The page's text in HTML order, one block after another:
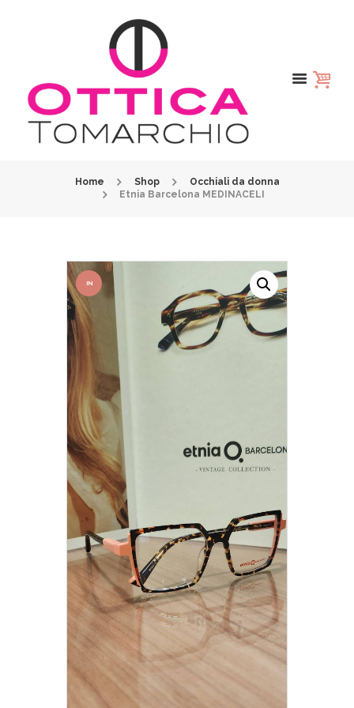
Home Shop
Occhiali da donna
Etnia Barcelona MEDINACELI
IN
OFFER